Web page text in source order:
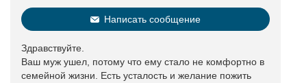
Написать сообщение
Здравствуйте.
Ваш муж ушел, потому что ему стало не комфортно в
семейной жизни. Есть усталость и желание пожить